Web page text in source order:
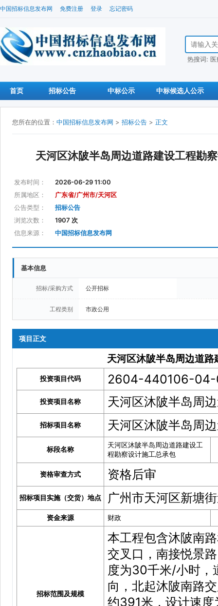
中国招标信息发布网 免费注册 登录 忘记密码
搜索招标信
热搜词:
首页 招标公告 中标公示 中标候选人公示
您所在的位置： 中国招标信息发布网 > 招标公告 > 正文
天河区沐陂半岛周边道路建设工程勘
发布时间：
2026-06-29 11:00
所属地区：
广东省/广州市/天河区
公告类型：
招标公告
浏览次数：
1907 次
信息来源：
中国招标信息发布网
基本信息
招标/采购方式 公开招标
工程类别 市政公用
项目正文